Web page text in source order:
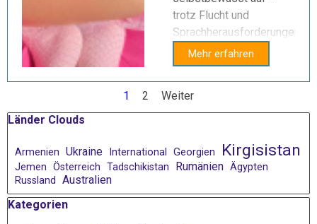
trotz Flucht und
Sprachherausforderungen.
Mehr erfahren
Aktuelle Seite:
1 Gehen Sie zu Seite:
2
Weiter
Block überspringen Länder Clouds
Länder Clouds
Armenien Ukraine International Georgien Kirgisistan
Jemen Österreich Tadschikistan Rumänien Ägypten
Russland
Australien
Block überspringen Kategorien
Kategorien